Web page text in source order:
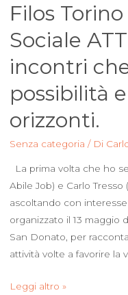
Filos
Sociale
incontri
possibilità
orizzonti.
Senza categoria / Di
La prima volta che ho
Abile Job) e Carlo
ascoltando con interesse
organizzato il 13 maggio
San Donato, per
attività volte a favorire la
Leggi altro »